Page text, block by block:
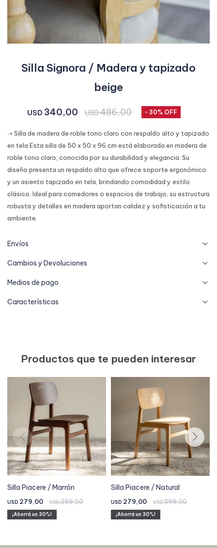
Silla Signora / Madera y tapizado
beige
USD 340,00 USD486,00 30
➝ Silla de madera de roble tono claro con respaldo alto y tapizado
en tela Esta silla de 50 x 50 x 96 cm está elaborada en madera de
roble tono claro, conocida por su durabilidad y elegancia. Su
diseño presenta un respaldo alto que ofrece soporte ergonómico
y un asiento tapizado en tela, brindando comodidad y estilo
clásico. Ideal para comedores o espacios de trabajo, su estructura
robusta y detalles en madera aportan calidez y sofisticación a tu
ambiente.
Envíos
Cambios y Devoluciones
Medios de pago
Características
Productos que te pueden interesar
Silla Piacere / Marrón
USD 279,00 USD399,00
30
Silla Piacere / Natural
USD 279,00 USD399,00
30